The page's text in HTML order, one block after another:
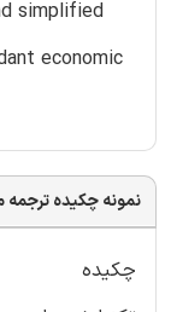
simplified
economic
نمونه چکیده
چکیده